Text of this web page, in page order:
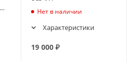
Нет в наличии
Характеристики
19 000₽